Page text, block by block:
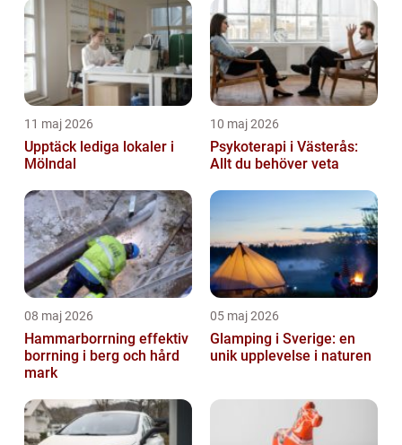
11 maj 2026
Upptäck lediga lokaler i
Mölndal
10 maj 2026
Psykoterapi i Västerås:
Allt du behöver veta
08 maj 2026
Hammarborrning effektiv
borrning i berg och hård
mark
05 maj 2026
Glamping i Sverige: en
unik upplevelse i naturen